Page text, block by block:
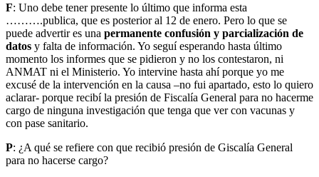
F: Uno debe tener presente lo último que informa esta
……….publica, que es posterior al 12 de enero. Pero lo que se
puede advertir es una permanente confusión y parcialización de
datos y falta de información. Yo seguí esperando hasta último
momento los informes que se pidieron y no los contestaron, ni
ANMAT ni el Ministerio. Yo intervine hasta ahí porque yo me
excusé de la intervención en la causa –no fui apartado, esto lo quiero
aclarar- porque recibí la presión de Fiscalía General para no hacerme
cargo de ninguna investigación que tenga que ver con vacunas y
con pase sanitario.
P: ¿A qué se refiere con que recibió presión de Giscalía General
para no hacerse cargo?